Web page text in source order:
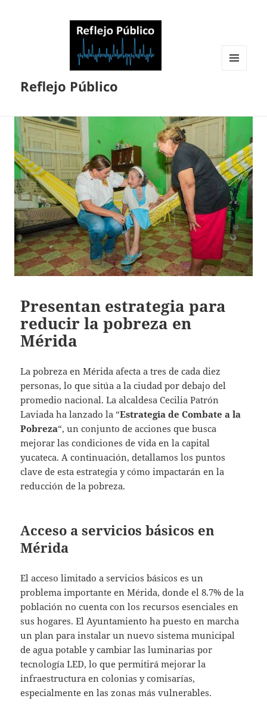
Reflejo Público
Presentan estrategia para
reducir la pobreza en
Mérida
La pobreza en Mérida afecta a tres de cada diez
personas, lo que sitúa a la ciudad por debajo del
promedio nacional. La alcaldesa Cecilia Patrón
Laviada ha lanzado la “Estrategia de Combate a la
Pobreza“, un conjunto de acciones que busca
mejorar las condiciones de vida en la capital
yucateca. A continuación, detallamos los puntos
clave de esta estrategia y cómo impactarán en la
reducción de la pobreza.
Acceso a servicios básicos en
Mérida
El acceso limitado a servicios básicos es un
problema importante en Mérida, donde el 8.7% de la
población no cuenta con los recursos esenciales en
sus hogares. El Ayuntamiento ha puesto en marcha
un plan para instalar un nuevo sistema municipal
de agua potable y cambiar las luminarias por
tecnología LED, lo que permitirá mejorar la
infraestructura en colonias y comisarías,
especialmente en las zonas más vulnerables.